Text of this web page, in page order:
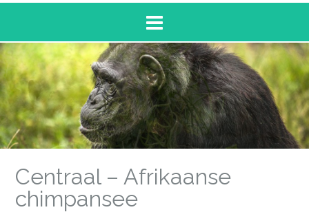
Centraal – Afrikaanse
chimpansee